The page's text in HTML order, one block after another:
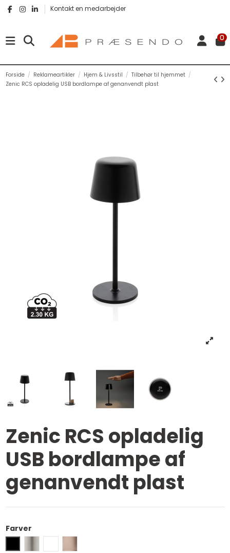
Kontakt en medarbejder
0
Forside Reklameartikler Hjem & Livsstil
Tilbehør til hjemmet
Zenic RCS opladelig USB bordlampe af genanvendt plast
Zenic RCS opladelig
USB bordlampe af
genanvendt plast
Farver